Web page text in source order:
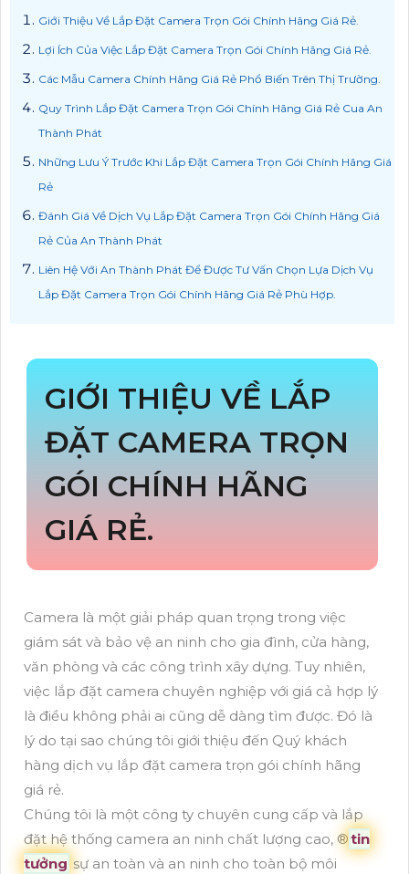
Đêm Có Màu
Giới Thiệu Về Lắp Đặt Camera Trọn Gói Chính Hãng Giá Rẻ.
Lợi Ích Của Việc Lắp Đặt Camera Trọn Gói Chính Hãng Giá Rẻ.
Các Mẫu Camera Chính Hãng Giá Rẻ Phổ Biến Trên Thị Trường.
Quy Trình Lắp Đặt Camera Trọn Gói Chính Hãng Giá Rẻ Cua An
Thành Phát
Những Lưu Ý Trước Khi Lắp Đặt Camera Trọn Gói Chính Hãng Giá
Rẻ
Đánh Giá Về Dịch Vụ Lắp Đặt Camera Trọn Gói Chính Hãng Giá
Rẻ Của An Thành Phát
Liên Hệ Với An Thành Phát Để Được Tư Vấn Chọn Lựa Dịch Vụ
Lắp Đặt Camera Trọn Gói Chính Hãng Giá Rẻ Phù Hợp.
GIỚI THIỆU VỀ LẮP
ĐẶT CAMERA TRỌN
GÓI CHÍNH HÃNG
GIÁ RẺ.
Camera là một giải pháp quan trọng trong việc
giám sát và bảo vệ an ninh cho gia đình, cửa hàng,
văn phòng và các công trình xây dựng. Tuy nhiên,
việc lắp đặt camera chuyên nghiệp với giá cả hợp lý
là điều không phải ai cũng dễ dàng tìm được. Đó là
lý do tại sao chúng tôi giới thiệu đến Quý khách
hàng dịch vụ lắp đặt camera trọn gói chính hãng
giá rẻ.
Chúng tôi là một công ty chuyên cung cấp và lắp
đặt hệ thống camera an ninh chất lượng cao, ®️tin
tưởng sự an toàn và an ninh cho toàn bộ môi